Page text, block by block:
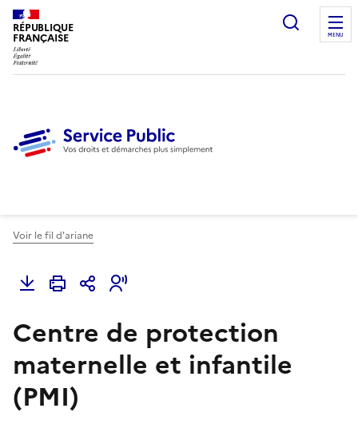
RÉPUBLIQUE
FRANÇAISE
Ouvrir
MENU
Voir le fil d'ariane
Centre de protection
maternelle et infantile
(PMI)